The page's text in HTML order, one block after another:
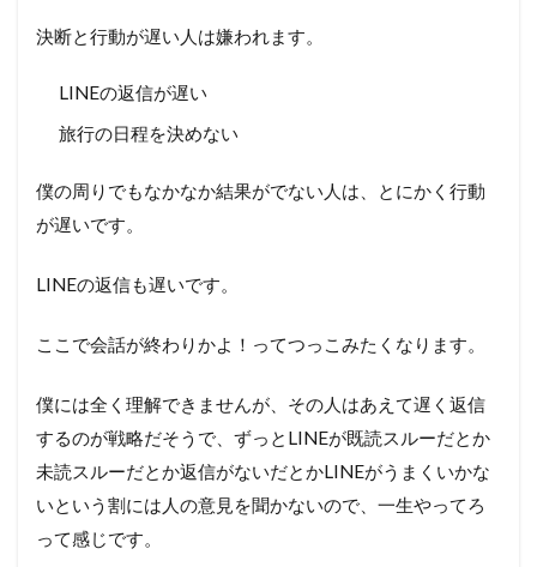
決断と行動が遅い人は嫌われます。
LINEの返信が遅い
旅行の日程を決めない
僕の周りでもなかなか結果がでない人は、とにかく行動
が遅いです。
LINEの返信も遅いです。
ここで会話が終わりかよ！ってつっこみたくなります。
僕には全く理解できませんが、その人はあえて遅く返信
するのが戦略だそうで、ずっとLINEが既読スルーだとか
未読スルーだとか返信がないだとかLINEがうまくいかな
いという割には人の意見を聞かないので、一生やってろ
って感じです。